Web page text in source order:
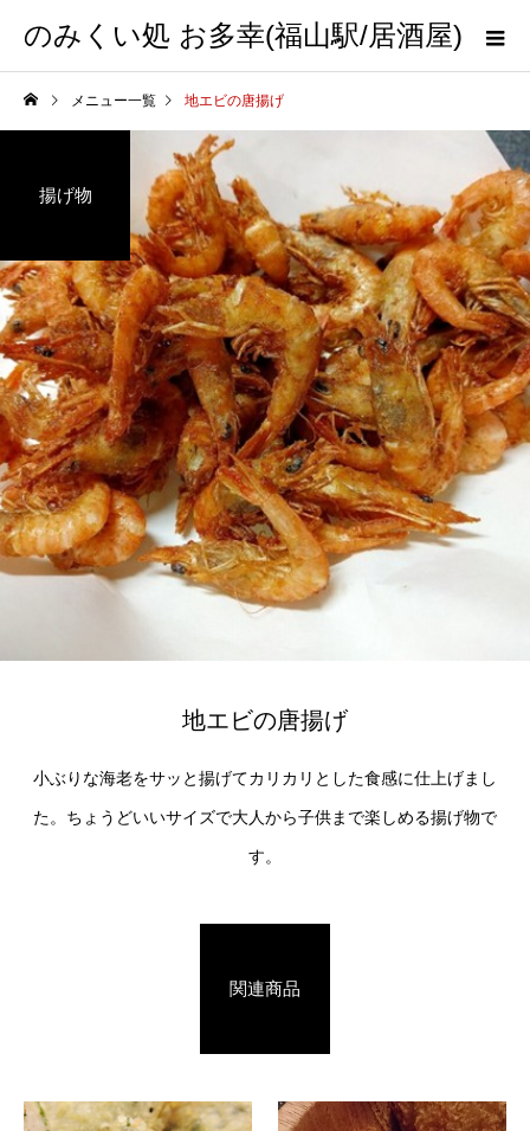
のみくい処 お多幸(福山駅/居酒屋)
メニュー一覧 地エビの唐揚げ
揚げ物
地エビの唐揚げ
小ぶりな海老をサッと揚げてカリカリとした食感に仕上げまし
た。ちょうどいいサイズで大人から子供まで楽しめる揚げ物で
す。
関連商品